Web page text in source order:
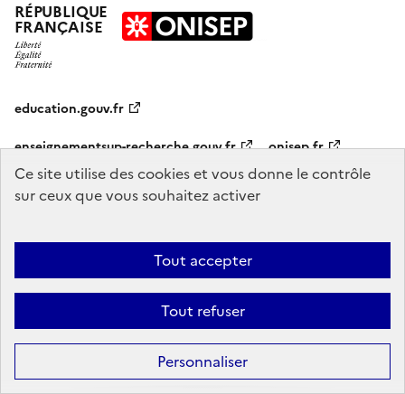
Ce site utilise des cookies et vous donne le contrôle
sur ceux que vous souhaitez activer
Tout accepter
Tout refuser
Personnaliser
RÉPUBLIQUE
FRANÇAISE
education.gouv.fr
enseignementsup-recherche.gouv.fr
onisep.fr
Sauf mention explicite de propriété intellectuelle détenue par des tiers,
les contenus de ce site sont proposés souslicence etalab-2.0